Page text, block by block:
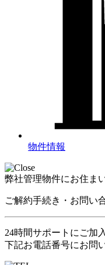
物件情報
弊社管理物件にお住ま
ご解約手続き・お問い
24時間サポートにご加
下記お電話番号にお問